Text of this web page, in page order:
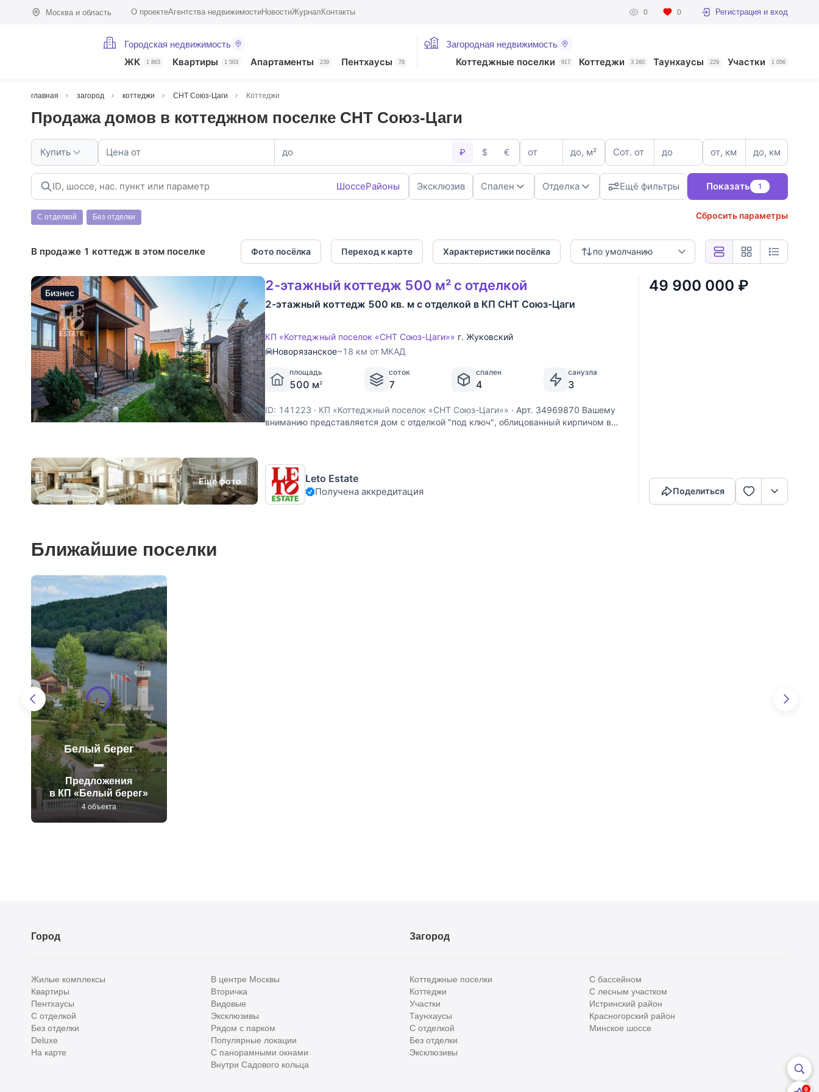
Москва и область О проектеАгентства недвижимостиНовостиЖурнал Контакты 0 0 Регистрация и вход
Городская недвижимость
ЖК 1 863 Квартиры 1 503 Апартаменты 239 Пентхаусы 78
Загородная недвижимость
Коттеджные поселки 917 Коттеджи 3 260 Таунхаусы 229 Участки 1 056
главная загород коттеджи СНТ Союз-Цаги Коттеджи
Продажа домов в коттеджном поселке СНТ Союз-Цаги
Купить Цена от до ₽ $ € от до, м² Сот. от до от, км до, км
ШоссеРайоны Эксклюзив Спален
4 5+
Отделка Ещё фильтры Показать 1
С отделкой Без отделки Сбросить параметры
В продаже 1 коттедж в этом поселке по умолчанию
Фото посёлка Переход к карте Характеристики посёлка
Бизнес
Еще фото
2-этажный коттедж 500 м² с отделкой
2-этажный коттедж 500 кв. м с отделкой в КП СНТ Союз-Цаги
КП «Коттеджный поселок «СНТ Союз-Цаги»» г. Жуковский
Новорязанское~18 км от МКАД
площадь
500 м2
соток
7
спален
4
санузла
3
ID: 141223 · КП «Коттеджный поселок «СНТ Союз-Цаги»» · Арт. 34969870 Вашему
вниманию представляется дом с отделкой "под ключ", облицованный кирпичом в
Leto Estate
Получена аккредитация
49 900 000 ₽
Поделиться
Ближайшие поселки
Белый берег
Предложения
в КП «Белый берег»
4 объекта
Город
Жилые комплексы
Квартиры
Пентхаусы
С отделкой
Без отделки
Deluxe
На карте
В центре Москвы
Вторичка
Видовые
Эксклюзивы
Рядом с парком
Популярные локации
С панорамными окнами
Внутри Садового кольца
Загород
Коттеджные поселки
Коттеджи
Участки
Таунхаусы
С отделкой
Без отделки
Эксклюзивы
С бассейном
С лесным участком
Истринский район
Красногорский район
Минское шоссе
0
Все
Сегодня